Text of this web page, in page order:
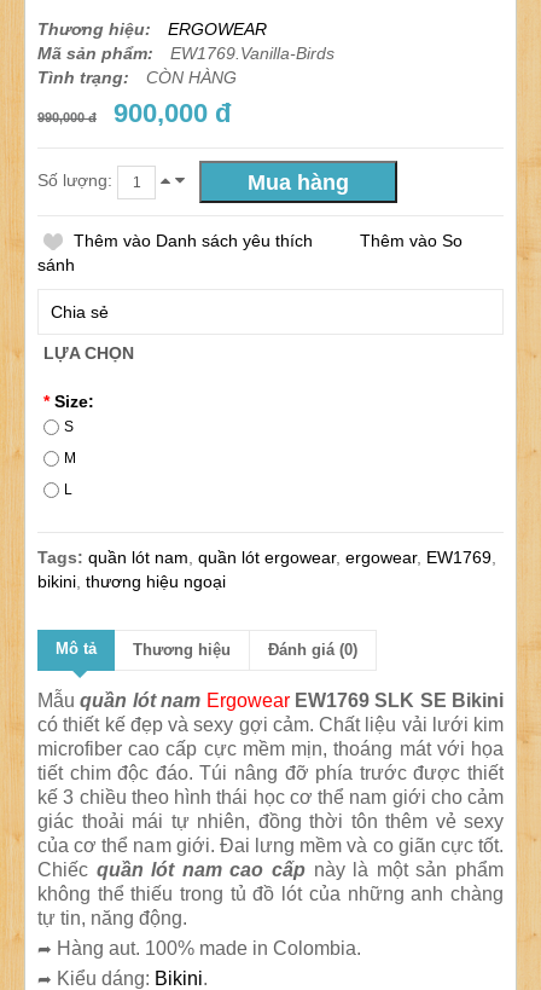
Thương hiệu:
ERGOWEAR
Mã sản phẩm:
EW1769.Vanilla-Birds
Tình trạng:
CÒN HÀNG
990,000 đ 900,000 đ
Số lượng:
Thêm vào Danh sách yêu thích
Thêm vào So
sánh
Chia sẻ
LỰA CHỌN
* Size:
S
M
L
Tags: quần lót nam quần lót ergowear, ergowear, EW1769
bikini thương hiệu ngoại
Mô tả Thương hiệu Đánh giá (0)
Mẫuquần lót nam Ergowear EW1769 SLK SE Bikini
có thiết kế đẹp và sexy gợi cảm. Chất liệu vải lưới kim
microfiber cao cấp cực mềm mịn, thoáng mát với họa
tiết chim độc đáo. Túi nâng đỡ phía trước được thiết
kế 3 chiều theo hình thái học cơ thể nam giới cho cảm
giác thoải mái tự nhiên, đồng thời tôn thêm vẻ sexy
của cơ thể nam giới. Đai lưng mềm và co giãn cực tốt.
Chiếc quần lót nam cao cấp này là một sản phẩm
không thể thiếu trong tủ đồ lót của những anh chàng
tự tin, năng động.
➦ Hàng aut. 100% made in Colombia.
➦ Kiểu dáng: Bikini.